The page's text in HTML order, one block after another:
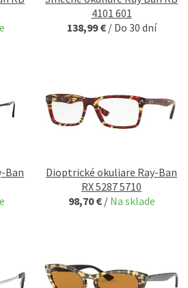
4101 601
138,99 € / Do 30 dní
Ban
Dioptrické okuliare Ray-Ban
RX 5287 5710
98,70 € / Na sklade